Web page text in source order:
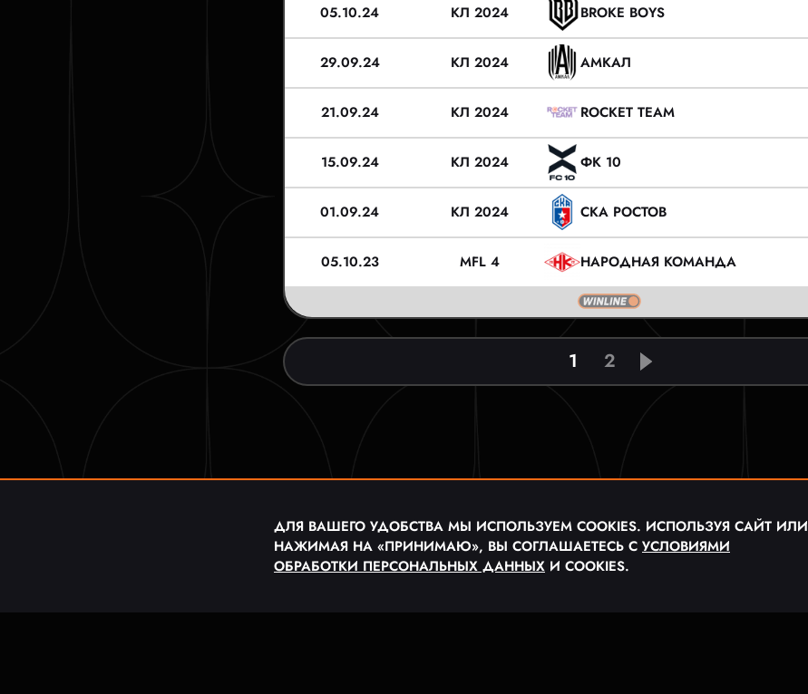
05.10.24 КЛ 2024 BROKE BOYS
29.09.24 КЛ 2024 АМКАЛ
21.09.24 КЛ 2024 ROCKET TEAM
15.09.24 КЛ 2024 ФК 10
01.09.24 КЛ 2024 СКА РОСТОВ
05.10.23 MFL 4 НАРОДНАЯ КОМАНДА
1 2
ДЛЯ ВАШЕГО УДОБСТВА МЫ ИСПОЛЬЗУЕМ COOKIES. ИСПОЛЬЗУЯ САЙТ ИЛИ
НАЖИМАЯ НА «ПРИНИМАЮ», ВЫ СОГЛАШАЕТЕСЬ С УСЛОВИЯМИ
ОБРАБОТКИ ПЕРСОНАЛЬНЫХ ДАННЫХ И COOKIES.